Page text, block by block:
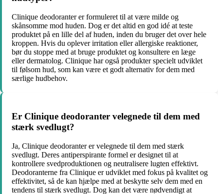
Clinique deodoranter er formuleret til at være milde og
skånsomme mod huden. Dog er det altid en god idé at teste
produktet på en lille del af huden, inden du bruger det over hele
kroppen. Hvis du oplever irritation eller allergiske reaktioner,
bør du stoppe med at bruge produktet og konsultere en læge
eller dermatolog. Clinique har også produkter specielt udviklet
til følsom hud, som kan være et godt alternativ for dem med
særlige hudbehov.
Er Clinique deodoranter velegnede til dem med
stærk svedlugt?
Ja, Clinique deodoranter er velegnede til dem med stærk
svedlugt. Deres antiperspirante formel er designet til at
kontrollere svedproduktionen og neutralisere lugten effektivt.
Deodoranterne fra Clinique er udviklet med fokus på kvalitet og
effektivitet, så de kan hjælpe med at beskytte selv dem med en
tendens til stærk svedlugt. Dog kan det være nødvendigt at